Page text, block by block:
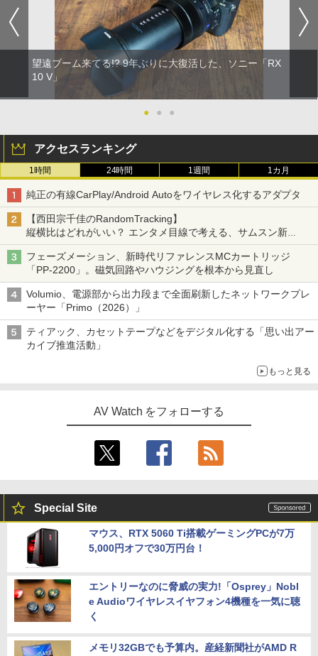
望遠ブーム来てる!? 9年ぶりに大復活した、ソニー「RX
10 V」
● ● ●
アクセスランキング
1時間 24時間 1週間 1カ月
純正の有線CarPlay/Android Autoをワイヤレス化するアダプタ
【西田宗千佳のRandomTracking】
縦横比はどれがいい？ エンタメ目線で考える、サムスン新
「Galaxy Z Fold」
フェーズメーション、新時代リファレンスMCカートリッジ
「PP-2200」。磁気回路やハウジングを根本から見直し
Volumio、電源部から出力段まで全面刷新したネットワークプレ
ーヤー「Primo（2026）」
ティアック、カセットテープなどをデジタル化する「思い出アー
カイブ推進活動」
もっと見る
AV Watch をフォローする
Special Site
マウス、RTX 5060 Ti搭載ゲーミングPCが7万
5,000円オフで30万円台！
エントリーなのに脅威の実力!「Osprey」Nobl
e Audioワイヤレスイヤフォン4機種を一気に聴
く
メモリ32GBでも予算内。産経新聞社がAMD R